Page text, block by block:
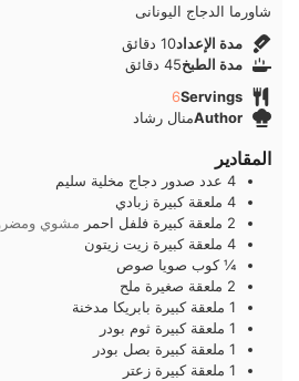
شاورما الدجاج اليونانى
مدة الإعداد10دقائق
دقائق
مدة الطبخ45دقائق
دقائق
Servings
6
Authorمنال رشاد
المقادير
4 عدد صدور دجاج مخلية سليم
4 ملعقة كبيرة زبادي
2 ملعقة كبيرة فلفل احمر مشوي
4 ملعقة كبيرة زيت زيتون
¼ كوب صويا صوص
2 ملعقة صغيرة ملح
1 ملعقة كبيرة بابريكا مدخنة
1 ملعقة كبيرة ثوم بودر
1 ملعقة كبيرة بصل بودر
1 ملعقة كبيرة زعتر